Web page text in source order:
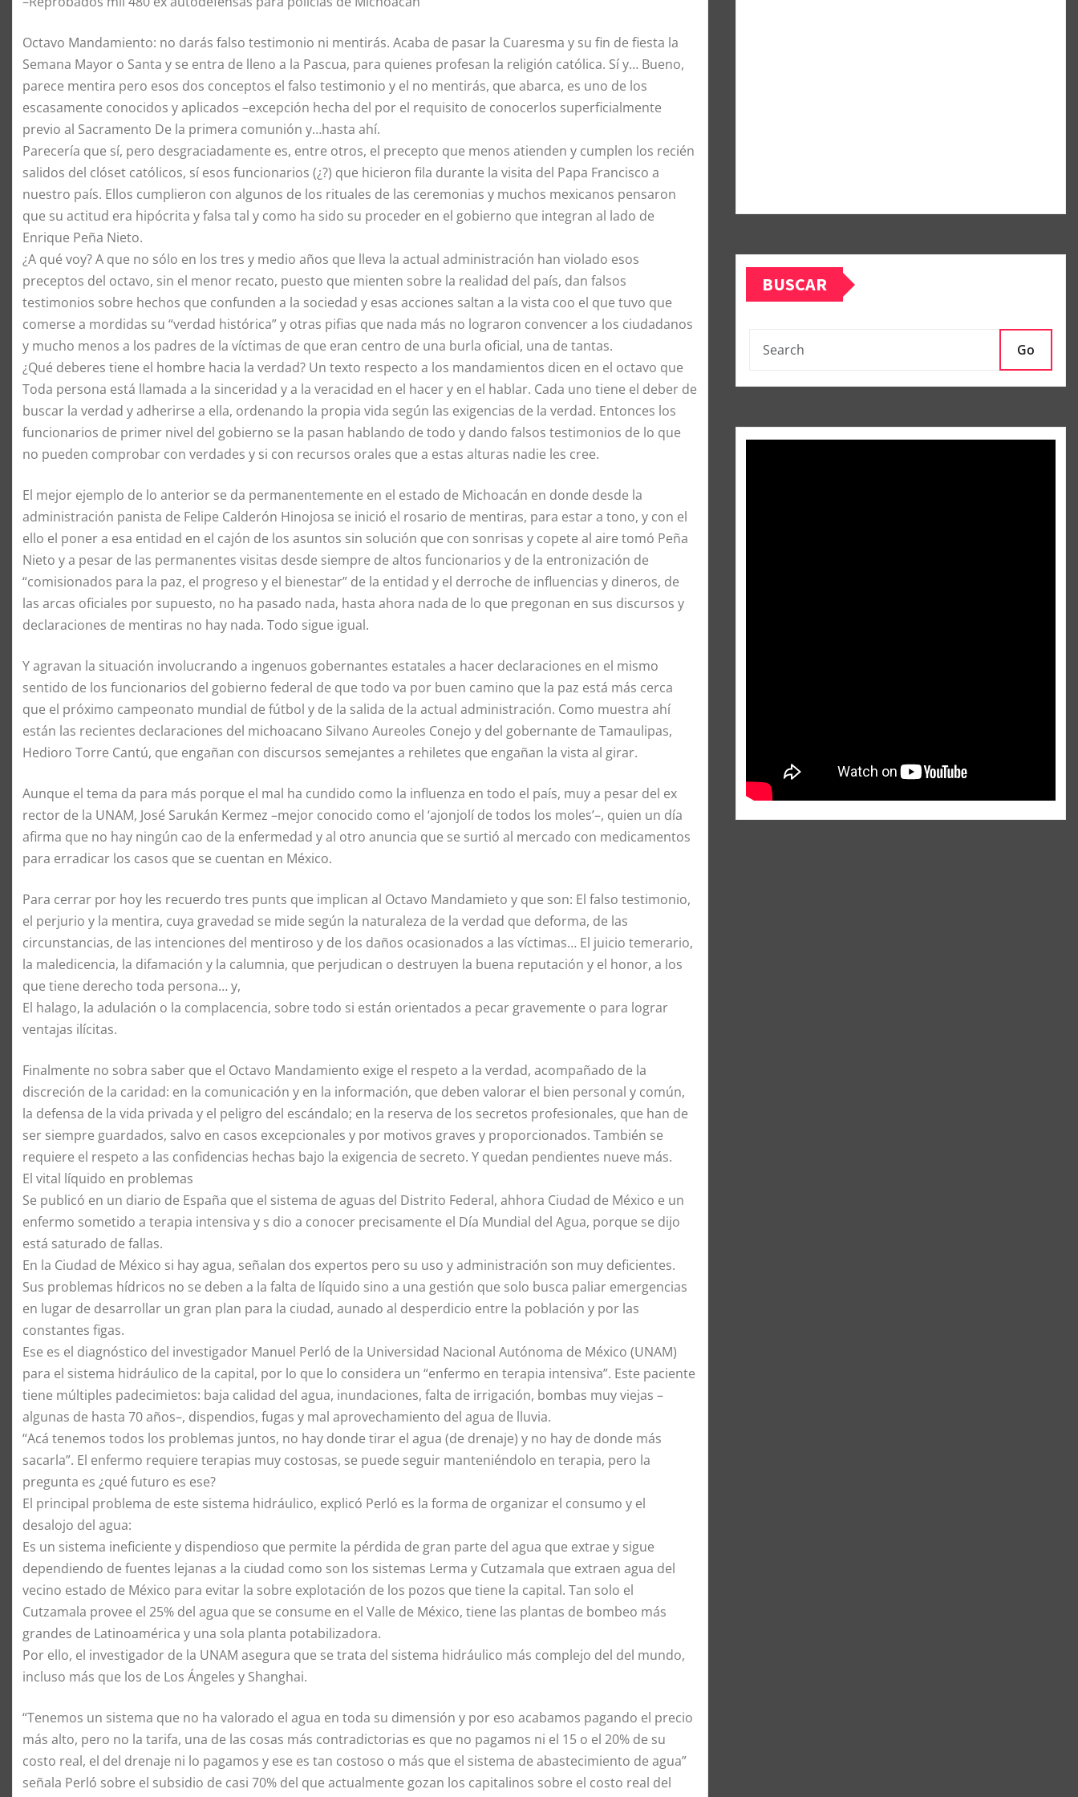
Octavo Mandamiento: no darás falso testimonio ni mentirás. Acaba de pasar la Cuaresma y su fin de fiesta la
Semana Mayor o Santa y se entra de lleno a la Pascua, para quienes profesan la religión católica. Sí y… Bueno,
parece mentira pero esos dos conceptos el falso testimonio y el no mentirás, que abarca, es uno de los
escasamente conocidos y aplicados –excepción hecha del por el requisito de conocerlos superficialmente
previo al Sacramento De la primera comunión y…hasta ahí.
Parecería que sí, pero desgraciadamente es, entre otros, el precepto que menos atienden y cumplen los recién
salidos del clóset católicos, sí esos funcionarios (¿?) que hicieron fila durante la visita del Papa Francisco a
nuestro país. Ellos cumplieron con algunos de los rituales de las ceremonias y muchos mexicanos pensaron
que su actitud era hipócrita y falsa tal y como ha sido su proceder en el gobierno que integran al lado de
Enrique Peña Nieto.
¿A qué voy? A que no sólo en los tres y medio años que lleva la actual administración han violado esos
preceptos del octavo, sin el menor recato, puesto que mienten sobre la realidad del país, dan falsos
testimonios sobre hechos que confunden a la sociedad y esas acciones saltan a la vista coo el que tuvo que
comerse a mordidas su “verdad histórica” y otras pifias que nada más no lograron convencer a los ciudadanos
y mucho menos a los padres de la víctimas de que eran centro de una burla oficial, una de tantas.
¿Qué deberes tiene el hombre hacia la verdad? Un texto respecto a los mandamientos dicen en el octavo que
Toda persona está llamada a la sinceridad y a la veracidad en el hacer y en el hablar. Cada uno tiene el deber de
buscar la verdad y adherirse a ella, ordenando la propia vida según las exigencias de la verdad. Entonces los
funcionarios de primer nivel del gobierno se la pasan hablando de todo y dando falsos testimonios de lo que
no pueden comprobar con verdades y si con recursos orales que a estas alturas nadie les cree.
El mejor ejemplo de lo anterior se da permanentemente en el estado de Michoacán en donde desde la
administración panista de Felipe Calderón Hinojosa se inició el rosario de mentiras, para estar a tono, y con el
ello el poner a esa entidad en el cajón de los asuntos sin solución que con sonrisas y copete al aire tomó Peña
Nieto y a pesar de las permanentes visitas desde siempre de altos funcionarios y de la entronización de
“comisionados para la paz, el progreso y el bienestar” de la entidad y el derroche de influencias y dineros, de
las arcas oficiales por supuesto, no ha pasado nada, hasta ahora nada de lo que pregonan en sus discursos y
declaraciones de mentiras no hay nada. Todo sigue igual.
Y agravan la situación involucrando a ingenuos gobernantes estatales a hacer declaraciones en el mismo
sentido de los funcionarios del gobierno federal de que todo va por buen camino que la paz está más cerca
que el próximo campeonato mundial de fútbol y de la salida de la actual administración. Como muestra ahí
están las recientes declaraciones del michoacano Silvano Aureoles Conejo y del gobernante de Tamaulipas,
Hedioro Torre Cantú, que engañan con discursos semejantes a rehiletes que engañan la vista al girar.
Aunque el tema da para más porque el mal ha cundido como la influenza en todo el país, muy a pesar del ex
rector de la UNAM, José Sarukán Kermez –mejor conocido como el ‘ajonjolí de todos los moles’–, quien un día
afirma que no hay ningún cao de la enfermedad y al otro anuncia que se surtió al mercado con medicamentos
para erradicar los casos que se cuentan en México.
Para cerrar por hoy les recuerdo tres punts que implican al Octavo Mandamieto y que son: El falso testimonio,
el perjurio y la mentira, cuya gravedad se mide según la naturaleza de la verdad que deforma, de las
circunstancias, de las intenciones del mentiroso y de los daños ocasionados a las víctimas… El juicio temerario,
la maledicencia, la difamación y la calumnia, que perjudican o destruyen la buena reputación y el honor, a los
que tiene derecho toda persona… y,
El halago, la adulación o la complacencia, sobre todo si están orientados a pecar gravemente o para lograr
ventajas ilícitas.
Finalmente no sobra saber que el Octavo Mandamiento exige el respeto a la verdad, acompañado de la
discreción de la caridad: en la comunicación y en la información, que deben valorar el bien personal y común,
la defensa de la vida privada y el peligro del escándalo; en la reserva de los secretos profesionales, que han de
ser siempre guardados, salvo en casos excepcionales y por motivos graves y proporcionados. También se
requiere el respeto a las confidencias hechas bajo la exigencia de secreto. Y quedan pendientes nueve más.
El vital líquido en problemas
Se publicó en un diario de España que el sistema de aguas del Distrito Federal, ahhora Ciudad de México e un
enfermo sometido a terapia intensiva y s dio a conocer precisamente el Día Mundial del Agua, porque se dijo
está saturado de fallas.
En la Ciudad de México si hay agua, señalan dos expertos pero su uso y administración son muy deficientes.
Sus problemas hídricos no se deben a la falta de líquido sino a una gestión que solo busca paliar emergencias
en lugar de desarrollar un gran plan para la ciudad, aunado al desperdicio entre la población y por las
constantes figas.
Ese es el diagnóstico del investigador Manuel Perló de la Universidad Nacional Autónoma de México (UNAM)
para el sistema hidráulico de la capital, por lo que lo considera un “enfermo en terapia intensiva”. Este paciente
tiene múltiples padecimietos: baja calidad del agua, inundaciones, falta de irrigación, bombas muy viejas –
algunas de hasta 70 años–, dispendios, fugas y mal aprovechamiento del agua de lluvia.
“Acá tenemos todos los problemas juntos, no hay donde tirar el agua (de drenaje) y no hay de donde más
sacarla”. El enfermo requiere terapias muy costosas, se puede seguir manteniéndolo en terapia, pero la
pregunta es ¿qué futuro es ese?
El principal problema de este sistema hidráulico, explicó Perló es la forma de organizar el consumo y el
desalojo del agua:
Es un sistema ineficiente y dispendioso que permite la pérdida de gran parte del agua que extrae y sigue
dependiendo de fuentes lejanas a la ciudad como son los sistemas Lerma y Cutzamala que extraen agua del
vecino estado de México para evitar la sobre explotación de los pozos que tiene la capital. Tan solo el
Cutzamala provee el 25% del agua que se consume en el Valle de México, tiene las plantas de bombeo más
grandes de Latinoamérica y una sola planta potabilizadora.
Por ello, el investigador de la UNAM asegura que se trata del sistema hidráulico más complejo del del mundo,
incluso más que los de Los Ángeles y Shanghai.
“Tenemos un sistema que no ha valorado el agua en toda su dimensión y por eso acabamos pagando el precio
más alto, pero no la tarifa, una de las cosas más contradictorias es que no pagamos ni el 15 o el 20% de su
costo real, el del drenaje ni lo pagamos y ese es tan costoso o más que el sistema de abastecimiento de agua”
señala Perló sobre el subsidio de casi 70% del que actualmente gozan los capitalinos sobre el costo real del
BUSCAR
Go